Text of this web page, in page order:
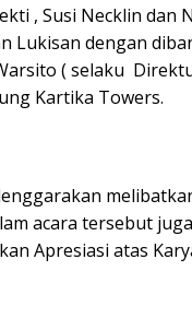
, Susi Necklin dan
Lukisan dengan
( selaku
Kartika Towers.
acara tersebut
Apresiasi atas